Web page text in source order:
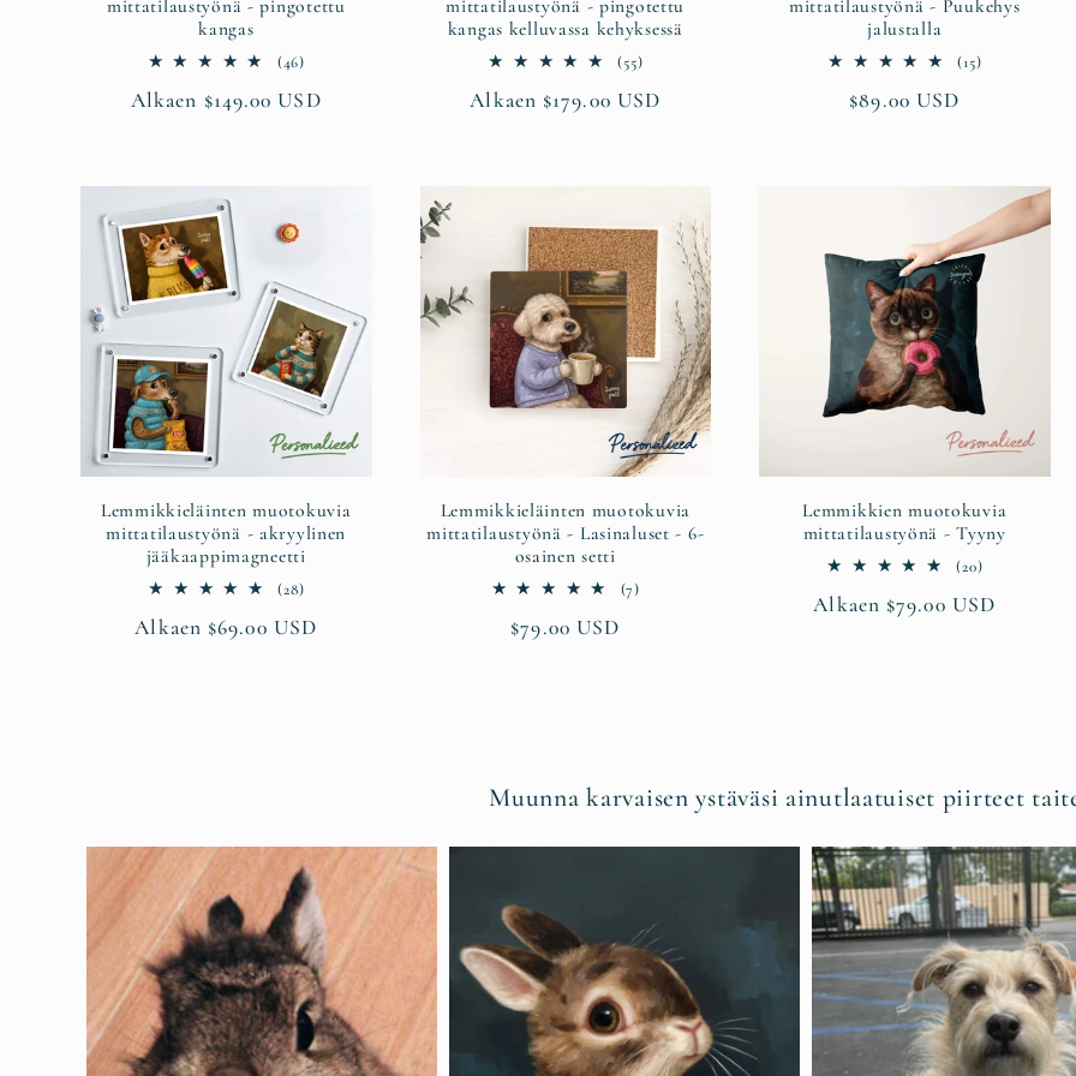
mittatilaustyönä - pingotettu
kangas
(46)46
yhteensä
Normaalihinta
Alkaen $149.00 USD
mittatilaustyönä - pingotettu
kangas kelluvassa kehyksessä
(55)55
yhteensä
Normaalihinta
Alkaen $179.00 USD
mittatilaustyönä - Puukehys
jalustalla
(15)15
Normaalihinta
$89.00 USD
Lemmikkieläinten muotokuvia
mittatilaustyönä - akryylinen
jääkaappimagneetti
(28)28
yhteensä
Normaalihinta
Alkaen $69.00 USD
Lemmikkieläinten muotokuvia
mittatilaustyönä - Lasinaluset - 6-
osainen setti
(7)7
Normaalihinta
$79.00 USD
Lemmikkien muotokuvia
mittatilaustyönä - Tyyny
(20)20
yhteensä
Normaalihinta
Alkaen $79.00 USD
Muunna karvaisen ystäväsi ainutlaatuiset piirteet